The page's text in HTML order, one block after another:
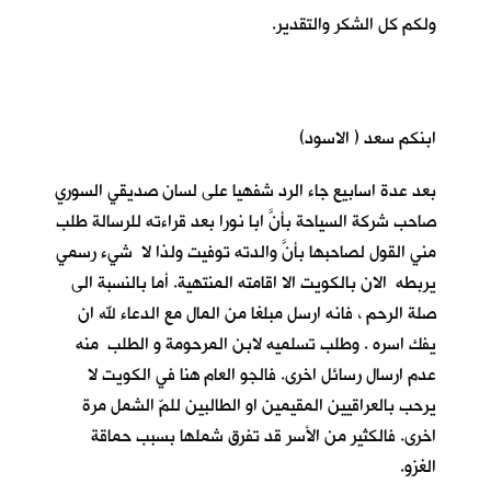
ولكم كل الشكر والتقدير.
ابنكم سعد ( الاسود)
بعد عدة اسابيع جاء الرد شفهيا على لسان صديقي السوري
صاحب شركة السياحة بأنَّ ابا نورا بعد قراءته للرسالة طلب
مني القول لصاحبها بأنَّ والدته توفيت ولذا لا شيء رسمي
يربطه الان بالكويت الا اقامته المنتهية. أما بالنسبة الى
صلة الرحم ، فانه ارسل مبلغا من المال مع الدعاء لله ان
يفك اسره . وطلب تسلميه لابن المرحومة و الطلب منه
عدم ارسال رسائل اخرى. فالجو العام هنا في الكويت لا
يرحب بالعراقيين المقيمين او الطالبين للمّ الشمل مرة
اخرى. فالكثير من الأسر قد تفرق شملها بسبب حماقة
الغزو.